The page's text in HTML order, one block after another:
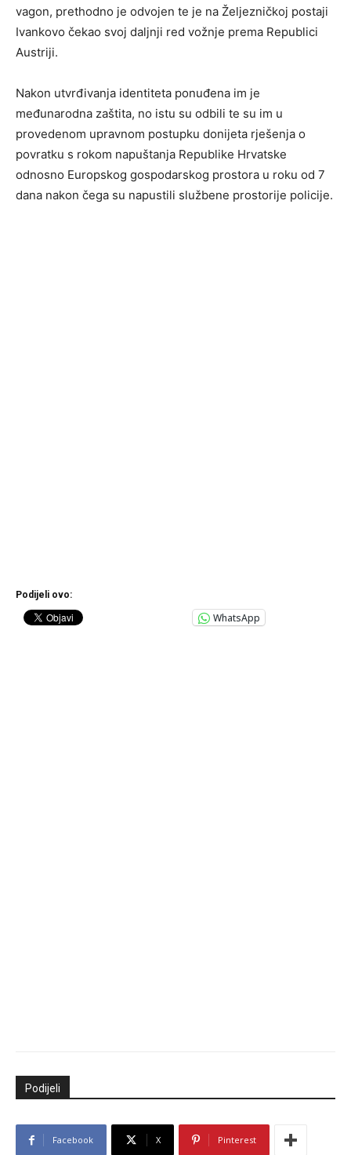
vagon, prethodno je odvojen te je na Željezničkoj postaji
Ivankovo čekao svoj daljnji red vožnje prema Republici
Austriji.
Nakon utvrđivanja identiteta ponuđena im je
međunarodna zaštita, no istu su odbili te su im u
provedenom upravnom postupku donijeta rješenja o
povratku s rokom napuštanja Republike Hrvatske
odnosno Europskog gospodarskog prostora u roku od 7
dana nakon čega su napustili službene prostorije policije.
Podijeli ovo:
WhatsApp
Podijeli
Facebook X Pinterest